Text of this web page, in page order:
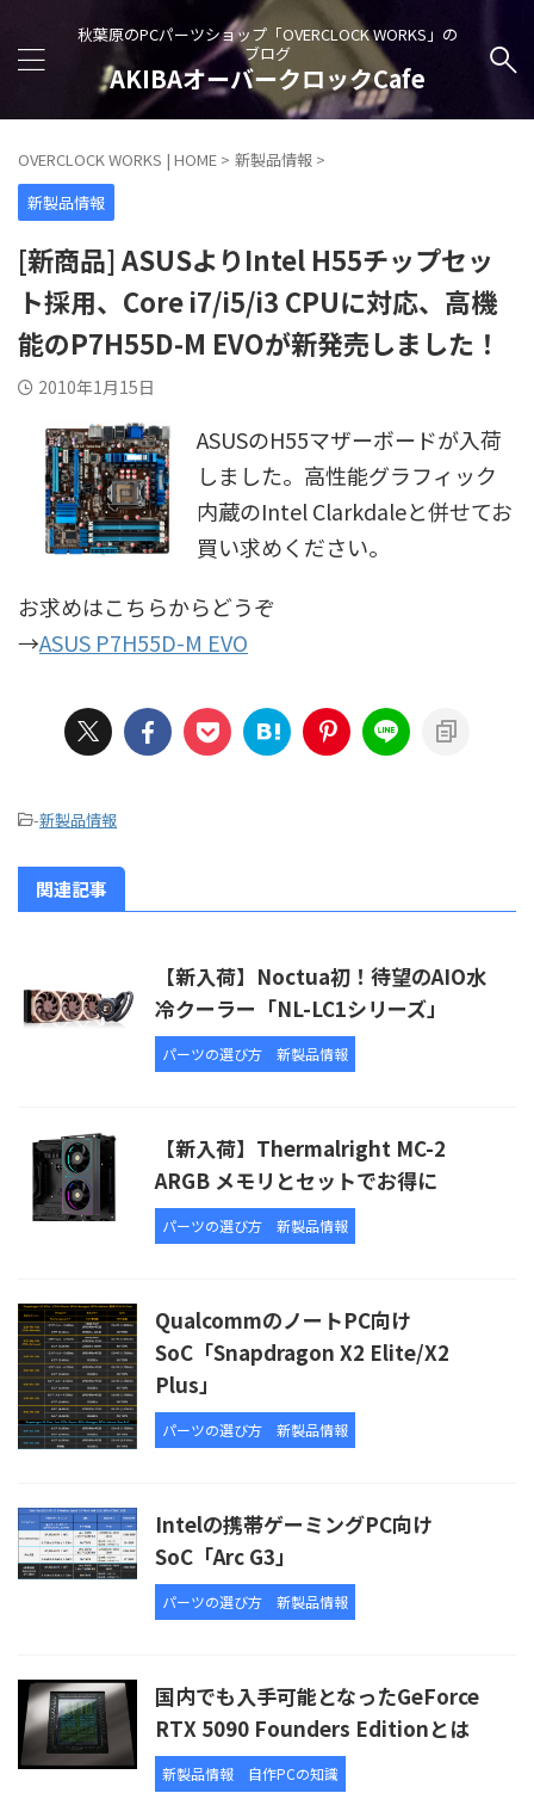
秋葉原のPCパーツショップ「OVERCLOCK WORKS」の
ブログ
AKIBAオーバークロックCafe
OVERCLOCK WORKS | HOME > 新製品情報 >
新製品情報
[新商品] ASUSよりIntel H55チップセッ
ト採用、Core i7/i5/i3 CPUに対応、高機
能のP7H55D-M EVOが新発売しました！
2010年1月15日
ASUSのH55マザーボードが入荷
しました。高性能グラフィック
内蔵のIntel Clarkdaleと併せてお
買い求めください。
お求めはこちらからどうぞ
→ASUS P7H55D-M EVO
-新製品情報
関連記事
【新入荷】Noctua初！待望のAIO水
冷クーラー「NL-LC1シリーズ」
パーツの選び方 新製品情報
【新入荷】Thermalright MC-2
ARGB メモリとセットでお得に
パーツの選び方 新製品情報
QualcommのノートPC向け
SoC「Snapdragon X2 Elite/X2
Plus」
パーツの選び方 新製品情報
Intelの携帯ゲーミングPC向け
SoC「Arc G3」
パーツの選び方 新製品情報
国内でも入手可能となったGeForce
RTX 5090 Founders Editionとは
新製品情報 自作PCの知識